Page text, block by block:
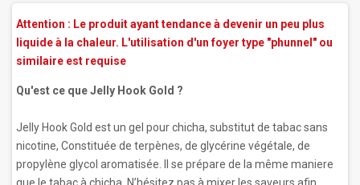
Attention : Le produit ayant tendance à devenir un peu plus
liquide à la chaleur. L'utilisation d'un foyer type "phunnel" ou
similaire est requise
Qu'est ce que Jelly Hook Gold ?
Jelly Hook Gold est un gel pour chicha, substitut de tabac sans
nicotine, Constituée de terpènes, de glycérine végétale, de
propylène glycol aromatisée. Il se prépare de la même maniere